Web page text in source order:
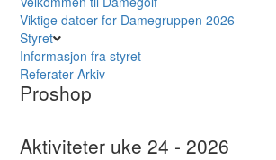
Viktige datoer for Damegruppen 2026
Styret
Informasjon fra styret
Referater-Arkiv
Proshop
Aktiviteter uke 24 - 2026